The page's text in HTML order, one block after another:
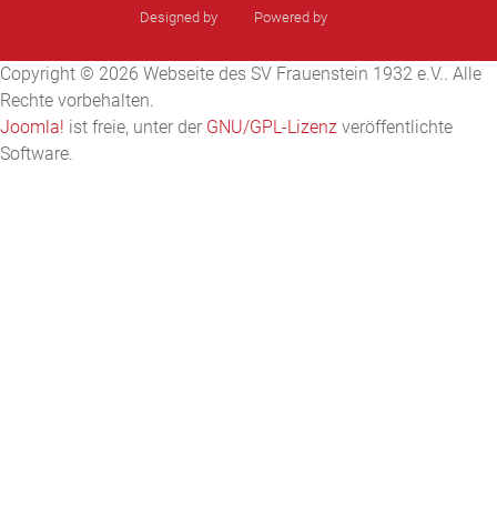
Designed by Powered by
Copyright © 2026 Webseite des SV Frauenstein 1932 e.V.. Alle
Rechte vorbehalten.
Joomla! ist freie, unter der GNU/GPL-Lizenz veröffentlichte
Software.